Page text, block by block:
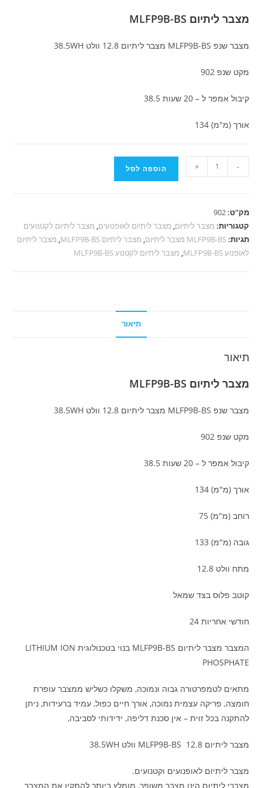
מצבר ליתיום MLFP9B-BS
מצבר שנפ MLFP9B-BS מצבר ליתיום 12.8 וולט 38.5WH
מקט שנפ 902
קיבול אמפר ל – 20 שעות 38.5
אורך (מ"מ) 134
של
MLFP9B-
BS
-
+ הוספה לסל
מק"ט:902
קטגוריות: מצבר ליתיום, מצבר ליתיום לאופנועים, מצבר ליתיום לקטנועים
תגיות:MLFP9B-BS מצבר ליתיום , מצבר ליתיום MLFP9B-BS , מצבר ליתיום
לאופנוע MLFP9B-BS
, מצבר ליתיום לקטנוע MLFP9B-BS
תיאור
תיאור
מצבר ליתיום MLFP9B-BS
מצבר שנפ MLFP9B-BS מצבר ליתיום 12.8 וולט 38.5WH
מקט שנפ 902
קיבול אמפר ל – 20 שעות 38.5
אורך (מ"מ) 134
רוחב (מ"מ) 75
גובה (מ"מ) 133
מתח וולט 12.8
קוטב פלוס בצד שמאל
חודשי אחריות 24
המצבר מצבר ליתיום MLFP9B-BS בנוי בטכנולוגית LITHIUM ION
PHOSPHATE
מתאים לטמפרטורה גבוה ונמוכה, משקלו כשליש ממצבר עופרת
חומצה, פריקה עצמית נמוכה, אורך חיים כפול, עמיד ברעידות, ניתן
להתקנה בכל זוית – אין סכנת דליפה, ידידותי לסביבה,
מצבר ליתיום MLFP9B-BS 12.8 וולט 38.5WH
מצבר ליתיום לאופנועים וקטנועים.
מצברי ליתיום הינו מצבר משופר, מומלץ ביותר להתקין את המצבר